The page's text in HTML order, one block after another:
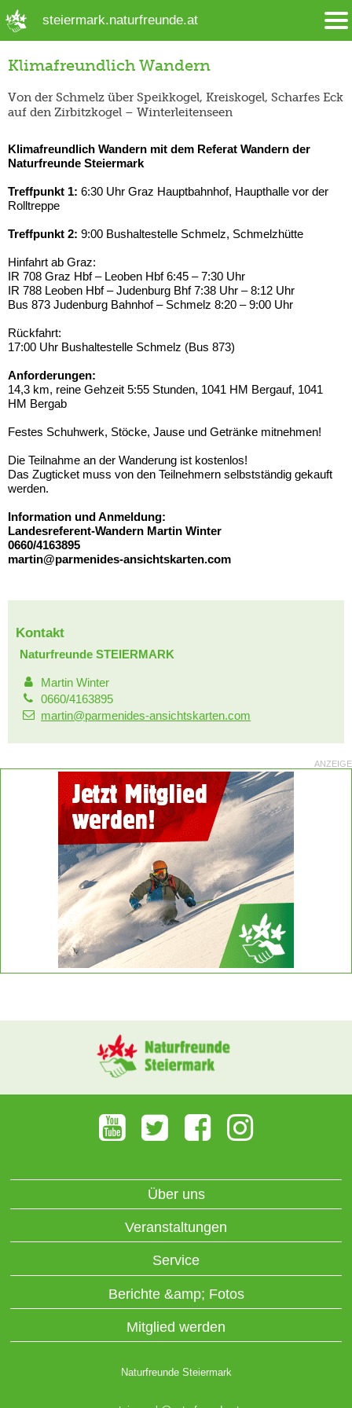
steiermark.naturfreunde.at
Klimafreundlich Wandern
Von der Schmelz über Speikkogel, Kreiskogel, Scharfes Eck
auf den Zirbitzkogel – Winterleitenseen
Klimafreundlich Wandern mit dem Referat Wandern der
Naturfreunde Steiermark
Treffpunkt 1: 6:30 Uhr Graz Hauptbahnhof, Haupthalle vor der
Rolltreppe
Treffpunkt 2: 9:00 Bushaltestelle Schmelz, Schmelzhütte
Hinfahrt ab Graz:
IR 708 Graz Hbf – Leoben Hbf 6:45 – 7:30 Uhr
IR 788 Leoben Hbf – Judenburg Bhf 7:38 Uhr – 8:12 Uhr
Bus 873 Judenburg Bahnhof – Schmelz 8:20 – 9:00 Uhr
Rückfahrt:
17:00 Uhr Bushaltestelle Schmelz (Bus 873)
Anforderungen:
14,3 km, reine Gehzeit 5:55 Stunden, 1041 HM Bergauf, 1041
HM Bergab
Festes Schuhwerk, Stöcke, Jause und Getränke mitnehmen!
Die Teilnahme an der Wanderung ist kostenlos!
Das Zugticket muss von den Teilnehmern selbstständig gekauft
werden.
Information und Anmeldung:
Landesreferent-Wandern Martin Winter
0660/4163895
martin@parmenides-ansichtskarten.com
Kontakt
Naturfreunde STEIERMARK
Martin Winter
0660/4163895
martin@parmenides-ansichtskarten.com
ANZEIGE
Über uns
Veranstaltungen
Service
Berichte &amp; Fotos
Mitglied werden
Naturfreunde Steiermark